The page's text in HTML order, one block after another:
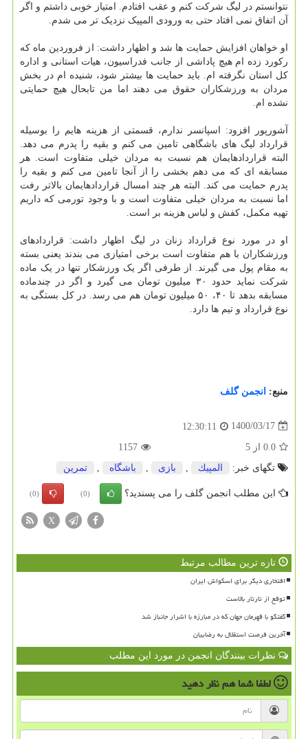
نتوانستم در لیگ شرکت کنم و عقب افتادم. امتیاز خوبی داشتم و اگر
آن اتفاق نمی افتاد حتی به ورودی المپیک نزدیک تر می شدم.
او خواهان افزایش حمایت ها شد و اظهار داشت: از فروردین ماه که
رکورد زده ام هیچ پاداشی از جانب فدراسیون، هیات استانی و اداره
کل استان نگرفته ام. باید حمایت ها بیشتر شود، شنیده ام در بخش
مردان به ورزشکاران حقوق می دهند اما من تابحال هیچ حمایتی
نشده ام.
آشورپور افزود: اسپانسر ندارم، قسمتی از هزینه هایم را بوسیله
قرارداد لیگ های باشگاهی تامین می کنم و بقیه را پدرم می دهد.
البته قراردادهایمان هم نسبت به مردان خیلی متفاوت است. هر
مسابقه ای که می دهم بخشی را از آنجا تامین می کنم و بقیه را
پدرم حمایت می کند. البته هر چند امسال قراردادهایمان بالاتر رفت
اما نسبت به مردان خیلی متفاوت است و با وجود تورمی که داریم
تهیه مکمل، کفش و لباس هزینه بر است.
او در مورد نوع قرارداد زنان در لیگ اظهار داشت: قراردادهای
ورزشکاران با هم متفاوت است برخی امتیازی می بندند یعنی بسته
به مقام پول می گیرند. از طرفی اگر یک ورزشکار تنها در یک ماده
شرکت نماید حدود ۳۰ میلیون تومان می گیرد و اگر در چندماده
مسابقه بدهد تا ۴۰، ۵۰ میلیون تومان هم می رسد. در کل بستگی به
نوع قرارداد و تیم ها دارد.
منبع: انجمن گلف
1400/03/17
12:30:11
0.0 از 5
1157
تگهای خبر:
المپیك بازی باشگاه تمرین
این مطلب انجمن گلف را می پسندید؟ (0)
(0)
X
تازه ترین مطالب مرتبط
افتخاری دیگر برای اسکواش ایران
توقع از تارتار بالاست
گفتگو با قهرمان جهان که در مبارزه با اشرار جانباز شد
آخرین فرصت استقلال به رضاییان
نظرات بینندگان انجمن در مورد این مطلب
لطفا شما همنظر دهید